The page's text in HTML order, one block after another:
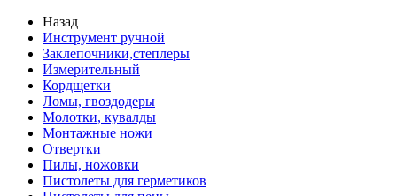
Назад
Инструмент ручной
Заклепочники,степлеры
Измерительный
Кордщетки
Ломы, гвоздодеры
Молотки, кувалды
Монтажные ножи
Отвертки
Пилы, ножовки
Пистолеты для герметиков